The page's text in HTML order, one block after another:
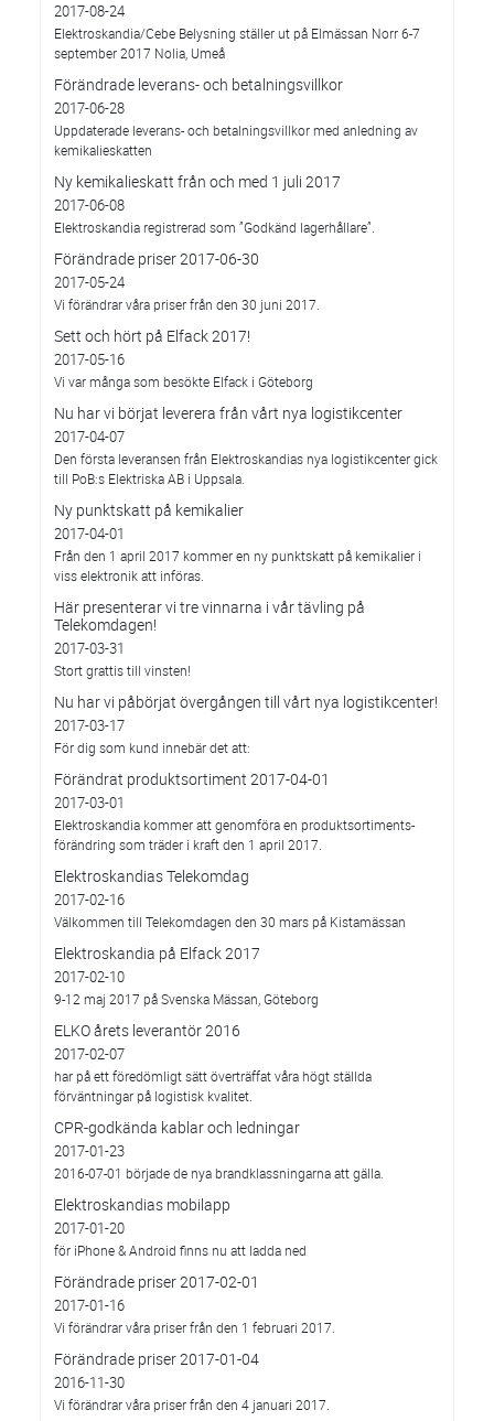
2017-08-24
Elektroskandia/Cebe Belysning ställer ut på Elmässan Norr 6-7
september 2017 Nolia, Umeå
Förändrade leverans- och betalningsvillkor
2017-06-28
Uppdaterade leverans- och betalningsvillkor med anledning av
kemikalieskatten
Ny kemikalieskatt från och med 1 juli 2017
2017-06-08
Elektroskandia registrerad som ”Godkänd lagerhållare”.
Förändrade priser 2017-06-30
2017-05-24
Vi förändrar våra priser från den 30 juni 2017.
Sett och hört på Elfack 2017!
2017-05-16
Vi var många som besökte Elfack i Göteborg
Nu har vi börjat leverera från vårt nya logistikcenter
2017-04-07
Den första leveransen från Elektroskandias nya logistikcenter gick
till PoB:s Elektriska AB i Uppsala.
Ny punktskatt på kemikalier
2017-04-01
Från den 1 april 2017 kommer en ny punktskatt på kemikalier i
viss elektronik att införas.
Här presenterar vi tre vinnarna i vår tävling på
Telekomdagen!
2017-03-31
Stort grattis till vinsten!
Nu har vi påbörjat övergången till vårt nya logistikcenter!
2017-03-17
För dig som kund innebär det att:
Förändrat produktsortiment 2017-04-01
2017-03-01
Elektroskandia kommer att genomföra en produktsortiments-
förändring som träder i kraft den 1 april 2017.
Elektroskandias Telekomdag
2017-02-16
Välkommen till Telekomdagen den 30 mars på Kistamässan
Elektroskandia på Elfack 2017
2017-02-10
9-12 maj 2017 på Svenska Mässan, Göteborg
ELKO årets leverantör 2016
2017-02-07
har på ett föredömligt sätt överträffat våra högt ställda
förväntningar på logistisk kvalitet.
CPR-godkända kablar och ledningar
2017-01-23
2016-07-01 började de nya brandklassningarna att gälla.
Elektroskandias mobilapp
2017-01-20
för iPhone & Android finns nu att ladda ned
Förändrade priser 2017-02-01
2017-01-16
Vi förändrar våra priser från den 1 februari 2017.
Förändrade priser 2017-01-04
2016-11-30
Vi förändrar våra priser från den 4 januari 2017.